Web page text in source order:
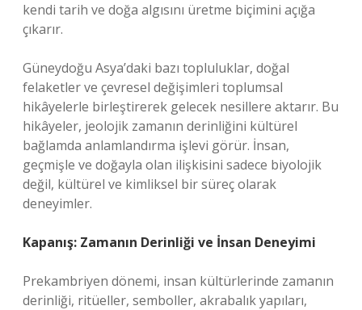
kendi tarih ve doğa algısını üretme biçimini açığa
çıkarır.
Güneydoğu Asya’daki bazı topluluklar, doğal
felaketler ve çevresel değişimleri toplumsal
hikâyelerle birleştirerek gelecek nesillere aktarır. Bu
hikâyeler, jeolojik zamanın derinliğini kültürel
bağlamda anlamlandırma işlevi görür. İnsan,
geçmişle ve doğayla olan ilişkisini sadece biyolojik
değil, kültürel ve kimliksel bir süreç olarak
deneyimler.
Kapanış: Zamanın Derinliği ve İnsan Deneyimi
Prekambriyen dönemi, insan kültürlerinde zamanın
derinliği, ritüeller, semboller, akrabalık yapıları,